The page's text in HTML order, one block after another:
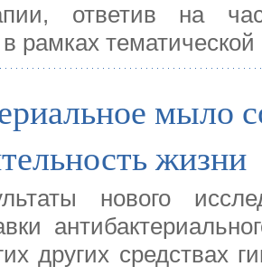
ответив на
рамках
мыло
жизни
нового
других средствах